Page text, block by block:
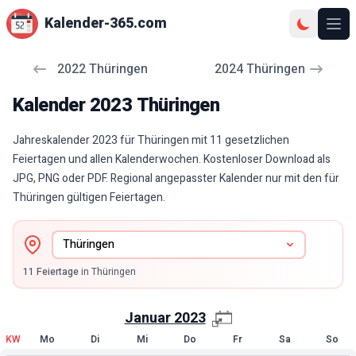
Kalender-365.com
2022Thüringen 2024Thüringen
Kalender2023 Thüringen
Jahreskalender 2023 für Thüringen mit 11 gesetzlichen
Feiertagen und allen Kalenderwochen. Kostenloser Download als
JPG, PNG oder PDF. Regional angepasster Kalender nur mit den für
Thüringen gültigen Feiertagen.
11 Feiertagein Thüringen
Januar2023
KW Mo Di Mi Do Fr Sa So